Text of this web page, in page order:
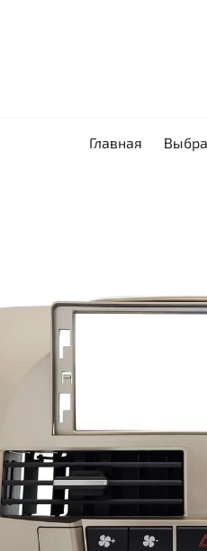
Главная